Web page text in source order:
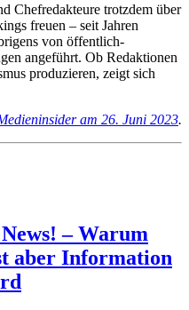
Chefredakteure trotzdem über
freuen – seit Jahren
von öffentlich-
angeführt. Ob Redaktionen
produzieren, zeigt sich
am 26. Juni 2023.
– Warum
aber Information